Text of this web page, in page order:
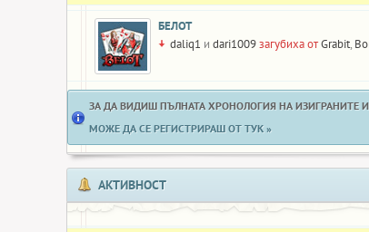
БЕЛОТ
daliq1 и dari1009загубиха отGrabit,
ЗА ДА ВИДИШ ПЪЛНАТА ХРОНОЛОГИЯ НА ИЗИГРАНИТЕ
МОЖЕ ДА СЕ РЕГИСТРИРАШ ОТ ТУК »
АКТИВНОСТ